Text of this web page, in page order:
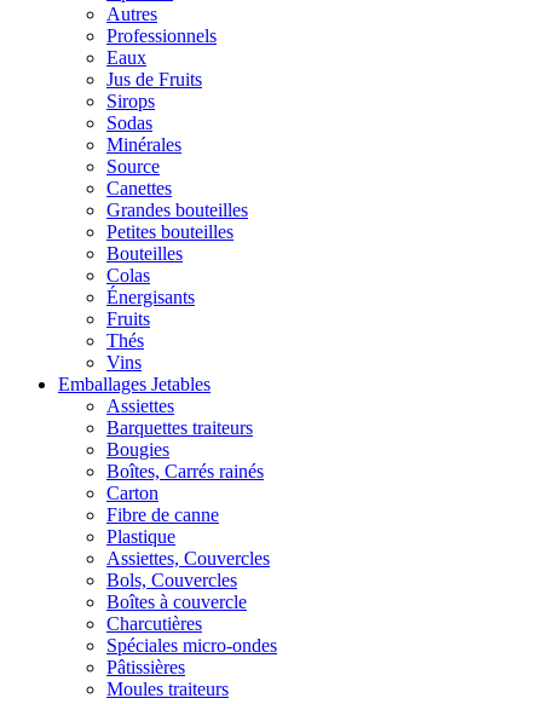
Autres
Professionnels
Eaux
Jus de Fruits
Sirops
Sodas
Minérales
Source
Canettes
Grandes bouteilles
Petites bouteilles
Bouteilles
Colas
Énergisants
Fruits
Thés
Vins
Emballages Jetables
Assiettes
Barquettes traiteurs
Bougies
Boîtes, Carrés rainés
Carton
Fibre de canne
Plastique
Assiettes, Couvercles
Bols, Couvercles
Boîtes à couvercle
Charcutières
Spéciales micro-ondes
Pâtissières
Moules traiteurs